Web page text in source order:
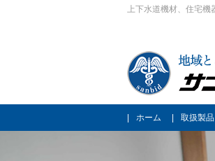
上下水道機材、住宅
ホーム 取扱製品